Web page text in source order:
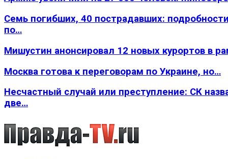
Семь погибших, 40 пострадавших:
по…
Мишустин анонсировал 12 новых курортов в
Москва готова к переговорам по Украине, но…
Несчастный случай или преступление: СК
две…